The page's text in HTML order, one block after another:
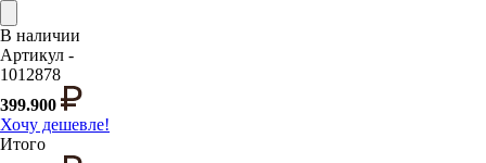
В наличии
Артикул -
1012878
399.900
Хочу дешевле!
Итого